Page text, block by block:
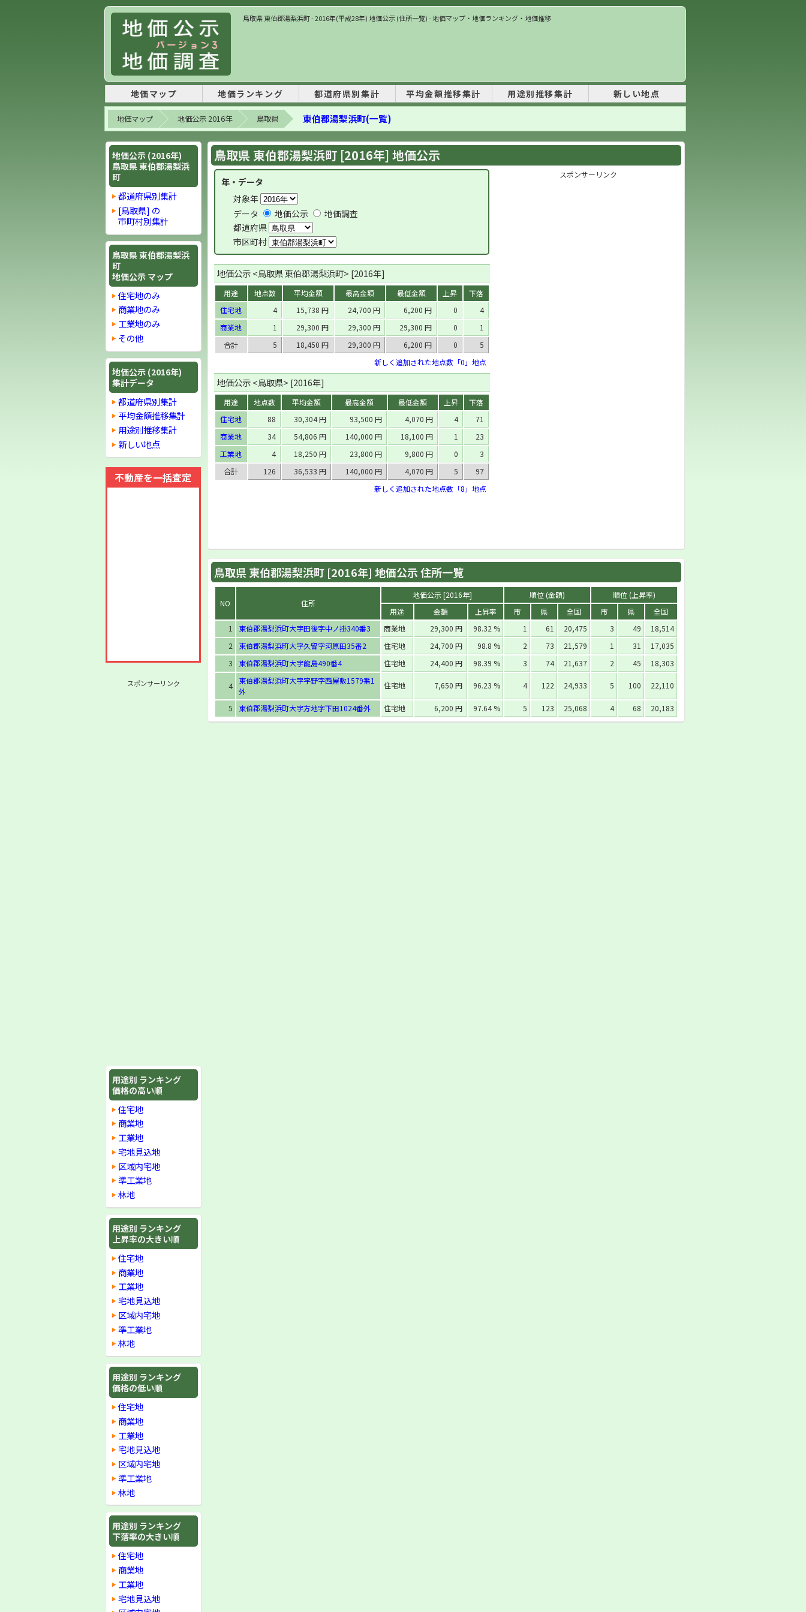
鳥取県 東伯郡湯梨浜町 - 2016年(平成28年) 地価公示 (住所一覧) - 地価マップ・地価ランキング・地価推移
地価マップ 地価ランキング 都道府県別集計 平均金額推移集計 用途別推移集計 新しい地点
地価マップ 地価公示 2016年 鳥取県 東伯郡湯梨浜町(一覧)
地価公示 (2016年)
鳥取県 東伯郡湯梨浜
町
都道府県別集計
[鳥取県] の
市町村別集計
鳥取県 東伯郡湯梨浜
町
地価公示 マップ
住宅地のみ
商業地のみ
工業地のみ
その他
地価公示 (2016年)
集計データ
都道府県別集計
平均金額推移集計
用途別推移集計
新しい地点
不動産を一括査定
スポンサーリンク
用途別 ランキング
価格の高い順
住宅地
商業地
工業地
宅地見込地
区域内宅地
準工業地
林地
用途別 ランキング
上昇率の大きい順
住宅地
商業地
工業地
宅地見込地
区域内宅地
準工業地
林地
用途別 ランキング
価格の低い順
住宅地
商業地
工業地
宅地見込地
区域内宅地
準工業地
林地
用途別 ランキング
下落率の大きい順
住宅地
商業地
工業地
宅地見込地
鳥取県 東伯郡湯梨浜町 [2016年] 地価公示
年・データ
対象年
データ
地価公示
地価調査
都道府県
市区町村
地価公示 <鳥取県 東伯郡湯梨浜町> [2016年]
用途 地点数 平均金額 最高金額 最低金額 上昇
下落
住宅地
4 15,738 円 24,700 円 6,200 円 0
4
商業地
1 29,300 円 29,300 円 29,300 円 0
1
合計
5 18,450 円 29,300 円 6,200 円 0
5
新しく追加された地点数「0」地点
地価公示 <鳥取県> [2016年]
用途 地点数 平均金額 最高金額 最低金額 上昇
下落
住宅地
88 30,304 円 93,500 円 4,070 円 4
71
商業地
34 54,806 円 140,000 円 18,100 円 1
23
工業地
4 18,250 円 23,800 円 9,800 円 0
3
合計
126 36,533 円 140,000 円 4,070 円 5
97
新しく追加された地点数「8」地点
スポンサーリンク
鳥取県 東伯郡湯梨浜町 [2016年] 地価公示 住所一覧
NO 住所
地価公示 [2016年] 順位 (金額)
順位 (上昇率)
用途
金額 上昇率 市 県 全国 市 県
全国
1
東伯郡湯梨浜町大字田後字中ノ掛340番3 商業地 29,300 円 98.32 % 1 61 20,475 3 49
18,514
2
東伯郡湯梨浜町大字久留字河原田35番2 住宅地 24,700 円 98.8 % 2 73 21,579 1 31
17,035
3
東伯郡湯梨浜町大字龍島490番4 住宅地 24,400 円 98.39 % 3 74 21,637 2 45 18,303
4
東伯郡湯梨浜町大字宇野字西屋敷1579番1
外
住宅地 7,650 円 96.23 % 4 122 24,933 5 100 22,110
5 東伯郡湯梨浜町大字方地字下田1024番外 住宅地 6,200 円 97.64 % 5 123 25,068 4 68 20,183